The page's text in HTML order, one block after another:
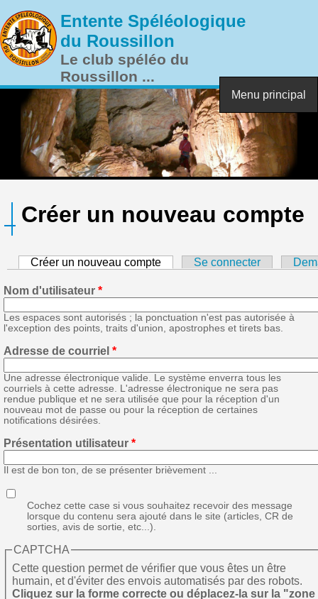
Entente Spéléologique
du Roussillon
Le club spéléo du
Roussillon ...
Menu principal
Créer un nouveau compte
Créer un nouveau compte (onglet actif)Se connecter
Nom d'utilisateur *
Les espaces sont autorisés ; la ponctuation n'est pas autorisée à
l'exception des points, traits d'union, apostrophes et tirets bas.
Adresse de courriel *
Une adresse électronique valide. Le système enverra tous les
courriels à cette adresse. L'adresse électronique ne sera pas
rendue publique et ne sera utilisée que pour la réception d'un
nouveau mot de passe ou pour la réception de certaines
notifications désirées.
Présentation utilisateur *
Il est de bon ton, de se présenter brièvement ...
Cochez cette case si vous souhaitez recevoir des message
lorsque du contenu sera ajouté dans le site (articles, CR de
sorties, avis de sortie, etc...).
CAPTCHA
Cette question permet de vérifier que vous êtes un être
humain, et d'éviter des envois automatisés par des robots.
Cliquez sur la forme correcte ou déplacez-la sur la "zone